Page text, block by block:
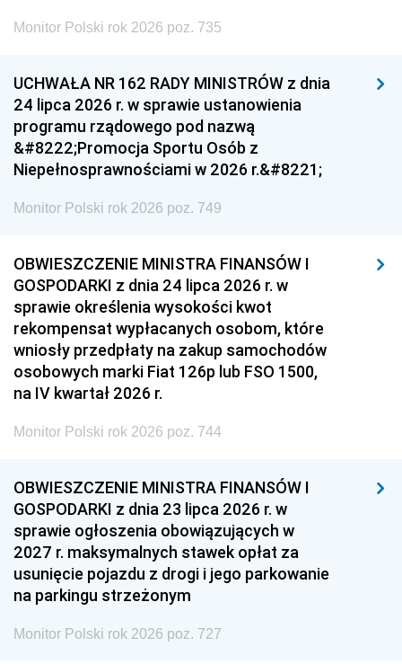
Monitor Polski rok 2026 poz. 735
UCHWAŁA NR 162 RADY MINISTRÓW z dnia
24 lipca 2026 r. w sprawie ustanowienia
programu rządowego pod nazwą
&#8222;Promocja Sportu Osób z
Niepełnosprawnościami w 2026 r.&#8221;
Monitor Polski rok 2026 poz. 749
OBWIESZCZENIE MINISTRA FINANSÓW I
GOSPODARKI z dnia 24 lipca 2026 r. w
sprawie określenia wysokości kwot
rekompensat wypłacanych osobom, które
wniosły przedpłaty na zakup samochodów
osobowych marki Fiat 126p lub FSO 1500,
na IV kwartał 2026 r.
Monitor Polski rok 2026 poz. 744
OBWIESZCZENIE MINISTRA FINANSÓW I
GOSPODARKI z dnia 23 lipca 2026 r. w
sprawie ogłoszenia obowiązujących w
2027 r. maksymalnych stawek opłat za
usunięcie pojazdu z drogi i jego parkowanie
na parkingu strzeżonym
Monitor Polski rok 2026 poz. 727